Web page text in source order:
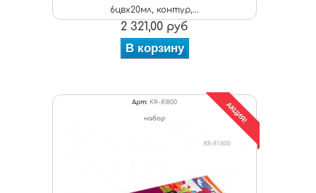
6цвх20мл, контур,...
2 321,00 руб
В корзину
Арт: KR-81800
набор АКЦИЯ!